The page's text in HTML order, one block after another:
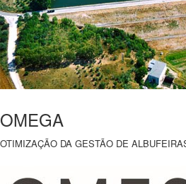
OMEGA
OTIMIZAÇÃO DA GESTÃO DE